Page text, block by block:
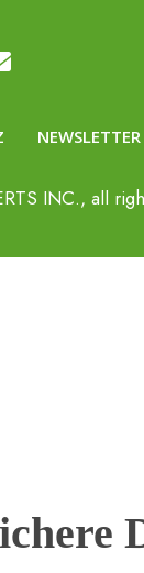
NEWSLETTER
INC., all